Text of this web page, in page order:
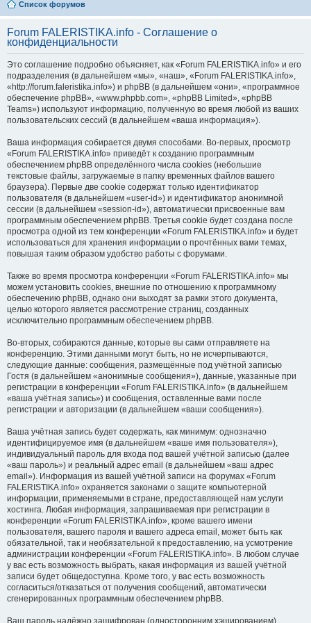
Список форумов
Forum FALERISTIKA.info - Соглашение о
конфиденциальности
Это соглашение подробно объясняет, как «Forum FALERISTIKA.info» и его
подразделения (в дальнейшем «мы», «наш», «Forum FALERISTIKA.info»,
«http://forum.faleristika.info») и phpBB (в дальнейшем «они», «программное
обеспечение phpBB», «www.phpbb.com», «phpBB Limited», «phpBB
Teams») используют информацию, полученную во время любой из ваших
пользовательских сессий (в дальнейшем «ваша информация»).
Ваша информация собирается двумя способами. Во-первых, просмотр
«Forum FALERISTIKA.info» приведёт к созданию программным
обеспечением phpBB определённого числа cookies (небольшие
текстовые файлы, загружаемые в папку временных файлов вашего
браузера). Первые две cookie содержат только идентификатор
пользователя (в дальнейшем «user-id») и идентификатор анонимной
сессии (в дальнейшем «session-id»), автоматически присвоенные вам
программным обеспечением phpBB. Третья cookie будет создана после
просмотра одной из тем конференции «Forum FALERISTIKA.info» и будет
использоваться для хранения информации о прочтённых вами темах,
повышая таким образом удобство работы с форумами.
Также во время просмотра конференции «Forum FALERISTIKA.info» мы
можем установить cookies, внешние по отношению к программному
обеспечению phpBB, однако они выходят за рамки этого документа,
целью которого является рассмотрение страниц, созданных
исключительно программным обеспечением phpBB.
Во-вторых, собираются данные, которые вы сами отправляете на
конференцию. Этими данными могут быть, но не исчерпываются,
следующие данные: сообщения, размещённые под учётной записью
Гостя (в дальнейшем «анонимные сообщения»), данные, указанные при
регистрации в конференции «Forum FALERISTIKA.info» (в дальнейшем
«ваша учётная запись») и сообщения, оставленные вами после
регистрации и авторизации (в дальнейшем «ваши сообщения»).
Ваша учётная запись будет содержать, как минимум: однозначно
идентифицируемое имя (в дальнейшем «ваше имя пользователя»),
индивидуальный пароль для входа под вашей учётной записью (далее
«ваш пароль») и реальный адрес email (в дальнейшем «ваш адрес
email»). Информация из вашей учётной записи на форумах «Forum
FALERISTIKA.info» охраняется законами о защите компьютерной
информации, применяемыми в стране, предоставляющей нам услуги
хостинга. Любая информация, запрашиваемая при регистрации в
конференции «Forum FALERISTIKA.info», кроме вашего имени
пользователя, вашего пароля и вашего адреса email, может быть как
обязательной, так и необязательной к предоставлению, на усмотрение
администрации конференции «Forum FALERISTIKA.info». В любом случае
у вас есть возможность выбрать, какая информация из вашей учётной
записи будет общедоступна. Кроме того, у вас есть возможность
согласиться/отказаться от получения сообщений, автоматически
сгенерированных программным обеспечением phpBB.
Ваш пароль надёжно зашифрован (односторонним хэшированием).